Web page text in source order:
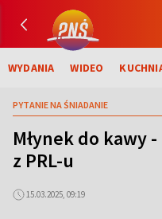
WYDANIA WIDEO
PYTANIE NA ŚNIADANIE
Młynek do kawy
z PRL-u
15.03.2025, 09:19